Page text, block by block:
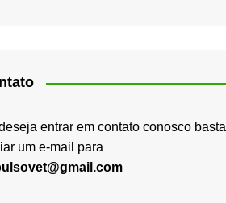
entrar em contato conosco basta
um e-mail para